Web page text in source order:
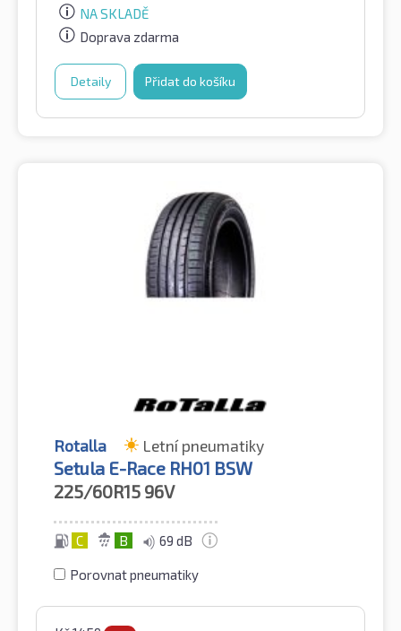
NA SKLADĚ
Doprava zdarma
Detaily Přidat do košíku
Rotalla Letní pneumatiky
Setula E-Race RH01 BSW
225/60R15 96V
C B 69 dB
Porovnat pneumatiky